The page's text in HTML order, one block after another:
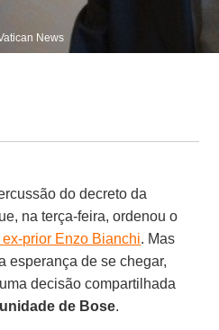
News
do decreto da
na terça-feira, ordenou o
prior Enzo Bianchi. Mas
esperança de se chegar,
decisão compartilhada
de Bose.